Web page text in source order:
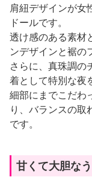
肩紐デザインが女
ドールです。
透け感のある素材
ンデザインと裾の
さらに、真珠調の
着として特別な夜
細部にまでこだわ
り、バランスの取
です。
甘くて大胆な